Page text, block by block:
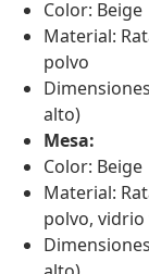
Color: Beige
Material:
polvo
alto)
Mesa:
Color: Beige
Material:
polvo,